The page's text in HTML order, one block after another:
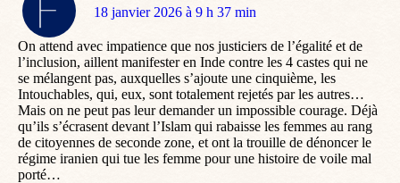
dit
18 janvier 2026 à 9 h 37 min
On attend avec impatience que nos justiciers de l’égalité et de
l’inclusion, aillent manifester en Inde contre les 4 castes qui ne
se mélangent pas, auxquelles s’ajoute une cinquième, les
Intouchables, qui, eux, sont totalement rejetés par les autres…
Mais on ne peut pas leur demander un impossible courage. Déjà
qu’ils s’écrasent devant l’Islam qui rabaisse les femmes au rang
de citoyennes de seconde zone, et ont la trouille de dénoncer le
régime iranien qui tue les femme pour une histoire de voile mal
porté…